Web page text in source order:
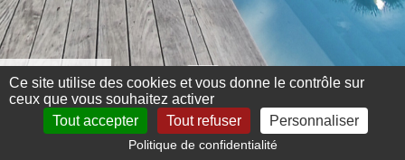
Menu 360°
Ce site utilise des cookies et vous donne le contrôle sur
ceux que vous souhaitez activer
Tout accepter
Tout refuser Personnaliser
Politique de confidentialité